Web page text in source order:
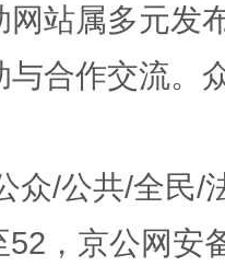
谢
站属多元发
合作交流。
众/公共/全民/
，京公网安